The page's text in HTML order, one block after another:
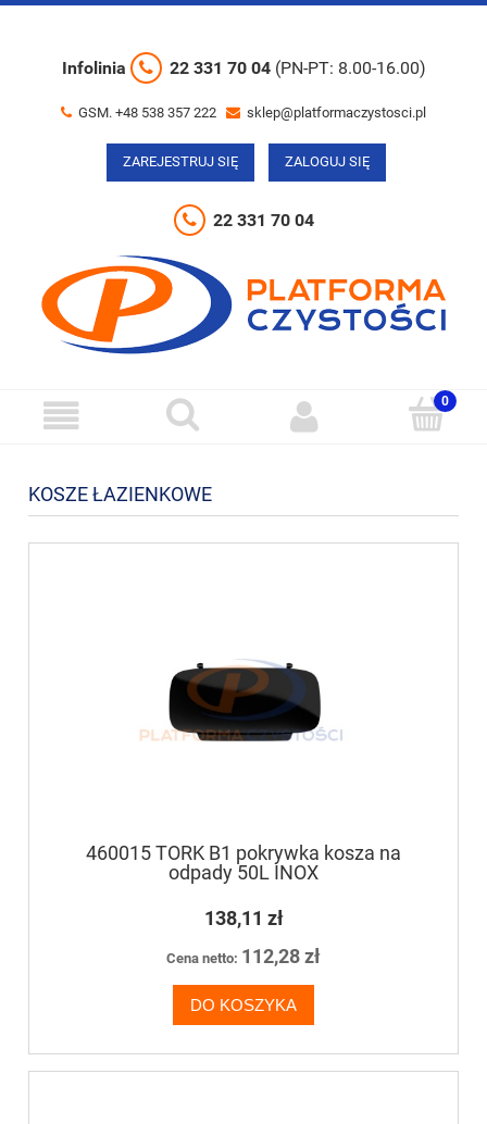
Infolinia 22 331 70 04 (PN-PT: 8.00-16.00)
GSM. +48 538 357 222 sklep@platformaczystosci.pl
ZAREJESTRUJ SIĘ ZALOGUJ SIĘ
22 331 70 04
KOSZE ŁAZIENKOWE
460015 TORK B1 pokrywka kosza na
odpady 50L INOX
138,11 zł
Cena netto: 112,28 zł
DO KOSZYKA